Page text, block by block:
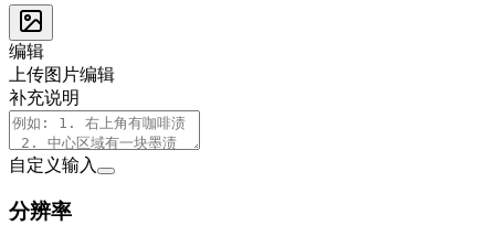
编辑
上传图片编辑
补充说明
自定义输入
分辨率